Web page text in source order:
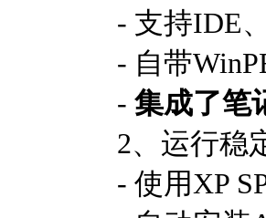
- 支持IDE
- 自带
- 集成了笔
2、运行稳
- 使用XP